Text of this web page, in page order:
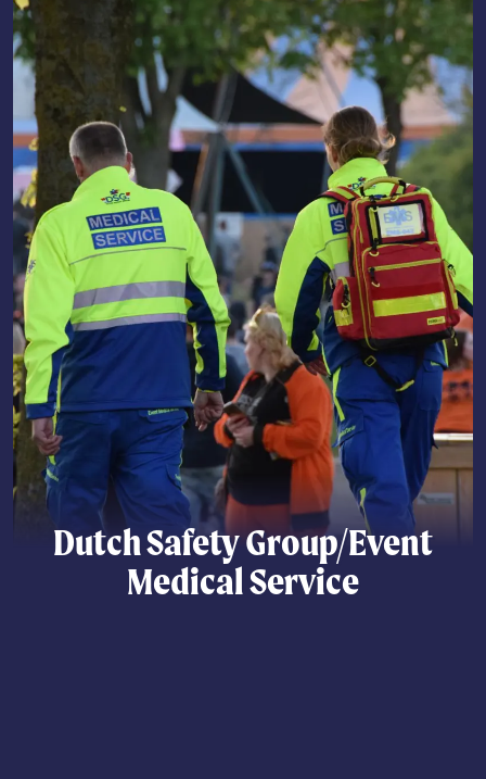
Dutch Safety Group/Event
Medical Service